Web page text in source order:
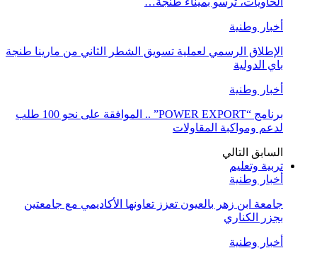
أخبار وطنية
الإطلاق الرسمي لعملية تسويق الشطر الثاني من مارينا طنجة
باي الدولية
أخبار وطنية
برنامج “POWER EXPORT” .. الموافقة على نحو 100 طلب
لدعم ومواكبة المقاولات
السابق التالي
تربية وتعليم
أخبار وطنية
جامعة ابن زهر بالعيون تعزز تعاونها الأكاديمي مع جامعتين
بجزر الكناري
أخبار وطنية